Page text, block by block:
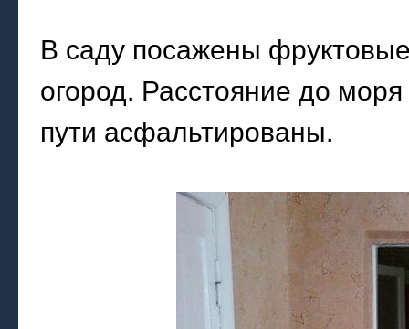
В саду посажены
огород. Расстояние до
пути асфальтированы.